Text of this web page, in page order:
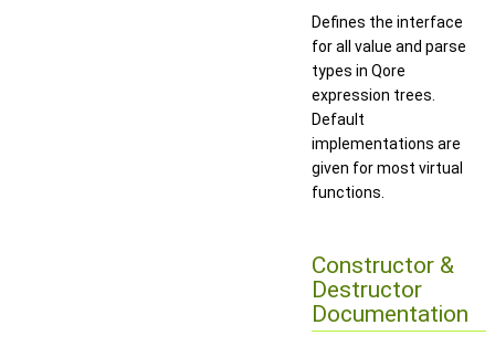
Defines the interface
for all value and parse
types in Qore
expression trees.
Default
implementations are
given for most virtual
functions.
Constructor &
Destructor
Documentation